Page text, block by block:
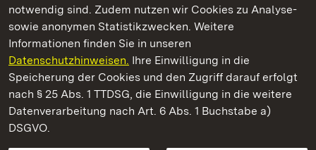
notwendig sind. Zudem nutzen wir Cookies zu Analyse-
sowie anonymen Statistikzwecken. Weitere
Informationen finden Sie in unseren
Datenschutzhinweisen. Ihre Einwilligung in die
Speicherung der Cookies und den Zugriff darauf erfolgt
nach § 25 Abs. 1 TTDSG, die Einwilligung in die weitere
Datenverarbeitung nach Art. 6 Abs. 1 Buchstabe a)
DSGVO.
Kloster Maulbronn
Staatliche Schlösser und Gärten Baden-Württemberg
Kontakt